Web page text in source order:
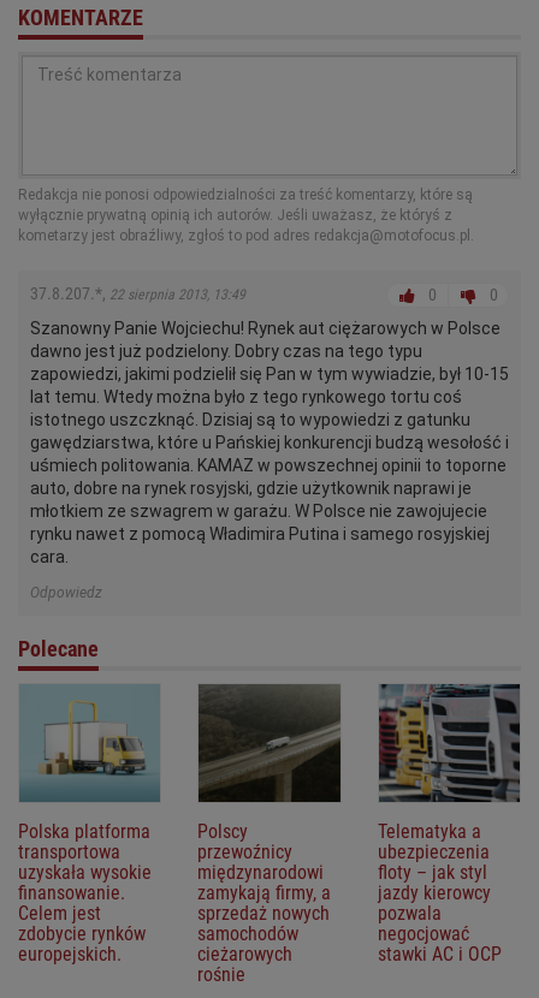
KOMENTARZE
Pamiętaj, że wbrew pozorom w Internecie, nie jesteś anonimowy. Dodając
komentarze na portalu zobowiązujesz się do postępowania zgodnie
obowiązującymi przepisami prawa, będąc świadomym odpowiedzialności
Redakcja nie ponosi odpowiedzialności za treść komentarzy, które są
wyłącznie prywatną opinią ich autorów. Jeśli uważasz, że któryś z
kometarzy jest obraźliwy, zgłoś to pod adres redakcja@motofocus.pl.
37.8.207.* 22 sierpnia 2013, 13:49 0
0
Szanowny Panie Wojciechu! Rynek aut ciężarowych w Polsce
dawno jest już podzielony. Dobry czas na tego typu
zapowiedzi, jakimi podzielił się Pan w tym wywiadzie, był 10-15
lat temu. Wtedy można było z tego rynkowego tortu coś
istotnego uszczknąć. Dzisiaj są to wypowiedzi z gatunku
gawędziarstwa, które u Pańskiej konkurencji budzą wesołość i
uśmiech politowania. KAMAZ w powszechnej opinii to toporne
auto, dobre na rynek rosyjski, gdzie użytkownik naprawi je
młotkiem ze szwagrem w garażu. W Polsce nie zawojujecie
rynku nawet z pomocą Władimira Putina i samego rosyjskiej
cara.
Odpowiedz
Polecane
Polska platforma
transportowa
uzyskała wysokie
finansowanie.
Celem jest
zdobycie rynków
europejskich.
Polscy
przewoźnicy
międzynarodowi
zamykają firmy, a
sprzedaż nowych
samochodów
cieżarowych
rośnie
Telematyka a
ubezpieczenia
floty – jak styl
jazdy kierowcy
pozwala
negocjować
stawki AC i OCP